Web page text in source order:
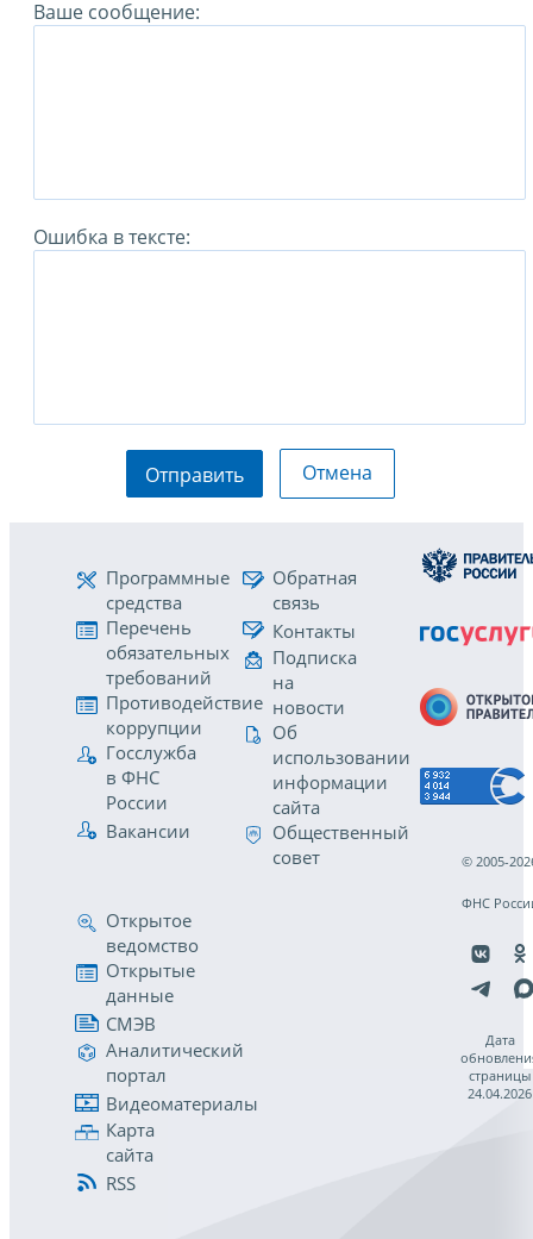
Ваше сообщение:
Ошибка в тексте:
Отправить Отмена
Программные
средства
Перечень
обязательных
требований
Противодействие
коррупции
Госслужба
в ФНС
России
Вакансии
Обратная
связь
Контакты
Подписка
на
новости
Об
использовании
информации
сайта
Общественный
совет
Открытое
ведомство
Открытые
данные
СМЭВ
Аналитический
портал
Видеоматериалы
Карта
сайта
RSS
© 2005-
ФНС
Дата
страницы
24.04.2026